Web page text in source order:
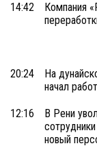
14:42
Компания
20:24
На
начал
12:16
В Рени
новый